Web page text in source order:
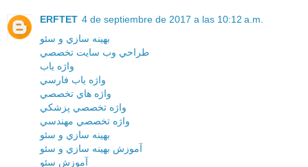
ERFTET 4 de septiembre de 2017 a las 10:12 a.m.
بهينه سازي و سئو
طراحي وب سايت تخصصي
واژه ياب
واژه ياب فارسي
واژه هاي تخصصي
واژه تخصصي پزشکي
واژه تخصصي مهندسي
بهينه سازي و سئو
آموزش بهينه سازي و سئو
آموزش سئو